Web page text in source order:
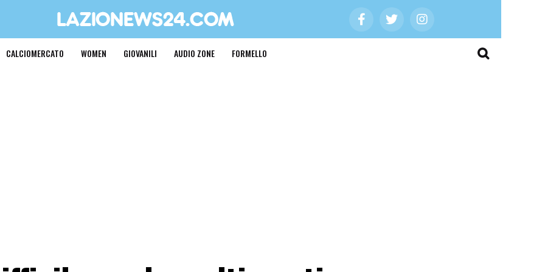
CALCIOMERCATO WOMEN GIOVANILI AUDIO ZONE FORMELLO